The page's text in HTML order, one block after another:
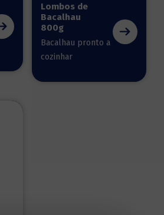
Lombos de
Bacalhau
800g
Bacalhau pronto a
cozinhar